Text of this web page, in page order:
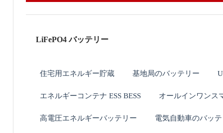
LiFePO4 バッテリー
住宅用エネルギー貯蔵 基地局のバッテリー
エネルギーコンテナ ESS BESS オールインワンス
高電圧エネルギーバッテリー 電気自動車のバッ